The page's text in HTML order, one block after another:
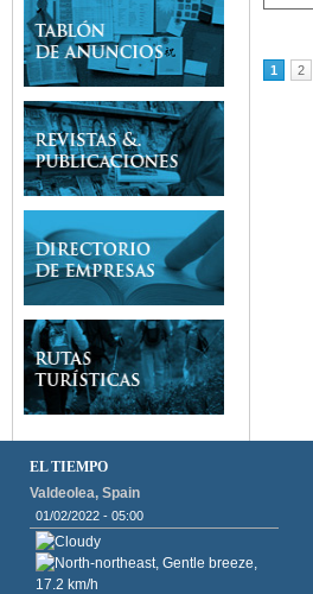
1 2
EL TIEMPO
Valdeolea, Spain
01/02/2022 - 05:00